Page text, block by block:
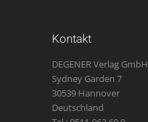
Kontakt
DEGENER Verlag GmbH
Sydney Garden 7
30539 Hannover
Deutschland